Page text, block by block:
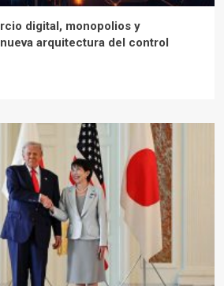
digital, monopolios y
arquitectura del control